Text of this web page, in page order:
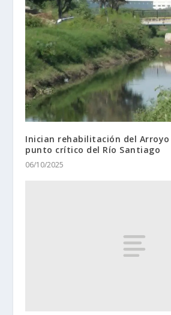
Inician rehabilitación del Arroyo
punto crítico del Río Santiago
06/10/2025